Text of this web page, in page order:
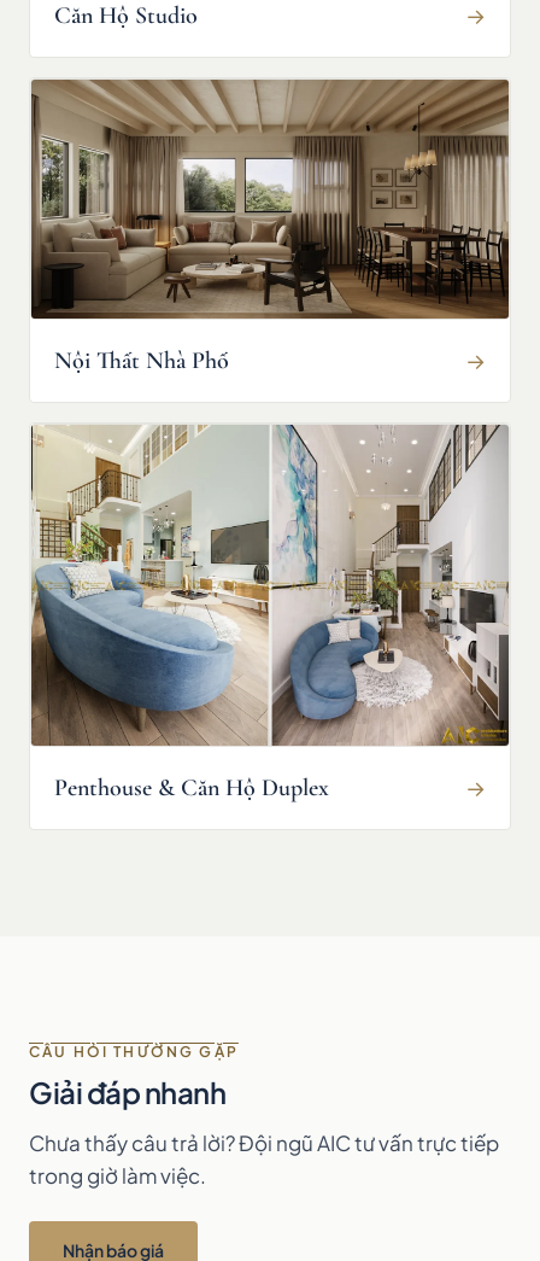
Căn Hộ Studio →
Nội Thất Nhà Phố →
Penthouse & Căn Hộ Duplex →
CÂU HỎI THƯỜNG GẶP
Giải đáp nhanh
Chưa thấy câu trả lời? Đội ngũ AIC tư vấn trực tiếp
trong giờ làm việc.
Nhận báo giá